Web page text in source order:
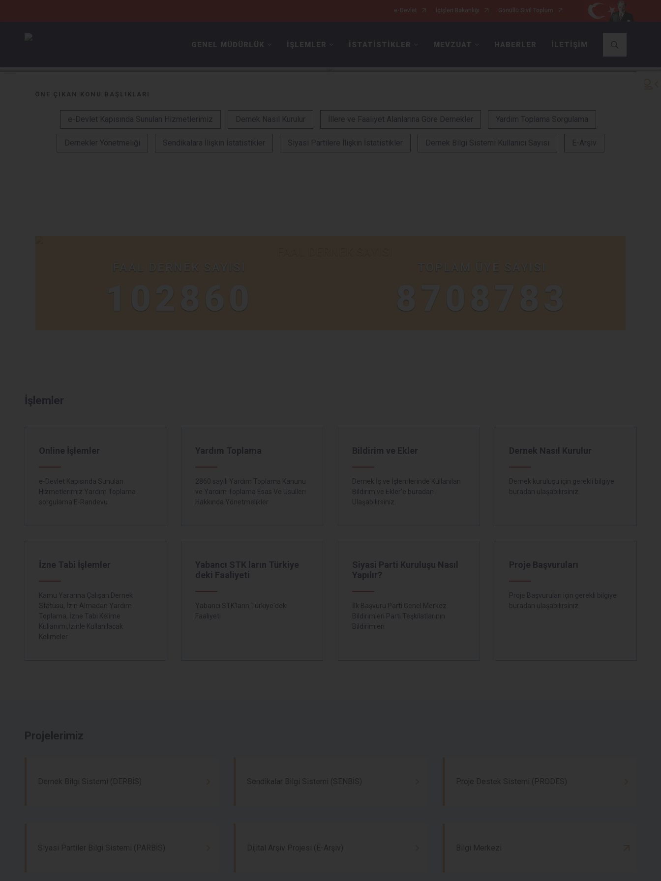
e-Devlet İçişleri Bakanlığı Gönüllü Sivil Toplum
GENEL MÜDÜRLÜK İŞLEMLER İSTATİSTİKLER MEVZUAT HABERLER İLETİŞİM
ÖNE ÇIKAN KONU BAŞLIKLARI
e-Devlet Kapısında Sunulan Hizmetlerimiz Dernek Nasıl Kurulur İllere ve Faaliyet Alanlarına Göre Dernekler Yardım Toplama Sorgulama
Dernekler Yönetmeliği Sendikalara İlişkin İstatistikler Siyasi Partilere İlişkin İstatistikler Dernek Bilgi Sistemi Kullanıcı Sayısı E-Arşiv
İşlemler
Online İşlemler
e-Devlet Kapısında Sunulan
Hizmetlerimiz Yardım Toplama
sorgulama E-Randevu
Yardım Toplama
2860 sayılı Yardım Toplama Kanunu
ve Yardım Toplama Esas Ve Usulleri
Hakkında Yönetmelikler
Bildirim ve Ekler
Dernek İş ve İşlemlerinde Kullanılan
Bildirim ve Ekler'e buradan
Ulaşabilirsiniz.
Dernek Nasıl Kurulur
Dernek kuruluşu için gerekli bilgiye
buradan ulaşabilirsiniz.
İzne Tabi İşlemler
Kamu Yararına Çalışan Dernek
Statüsü, İzin Almadan Yardım
Toplama, İzne Tabi Kelime
Kullanımı,İzinle Kullanılacak
Kelimeler
Yabancı STK ların Türkiye
deki Faaliyeti
Yabancı STK'ların Türkiye'deki
Faaliyeti
Siyasi Parti Kuruluşu Nasıl
Yapılır?
İlk Başvuru Parti Genel Merkez
Bildirimleri Parti Teşkilatlarının
Bildirimleri
Proje Başvuruları
Proje Başvuruları için gerekli bilgiye
buradan ulaşabilirsiniz.